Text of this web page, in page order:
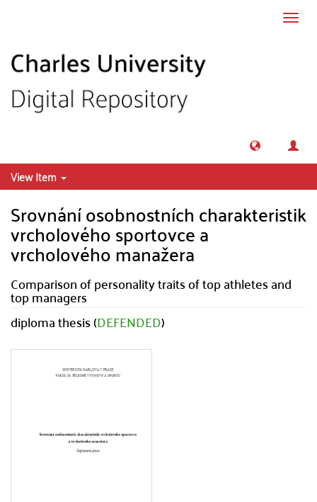
View Item
Srovnání osobnostních charakteristik
vrcholového sportovce a
vrcholového manažera
Comparison of personality traits of top athletes and
top managers
diploma thesis (DEFENDED)